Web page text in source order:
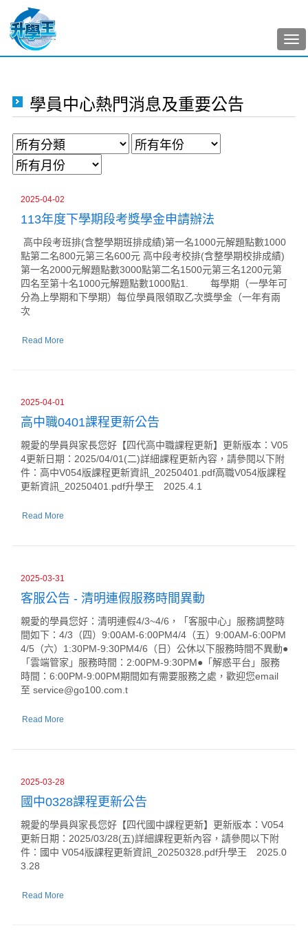
學員中心熱門消息及重要公告
2025-04-02
113年度下學期段考獎學金申請辦法
高中段考班排(含整學期班排成績)第一名1000元解題點數1000
點第二名800元第三名600元 高中段考校排(含整學期校排成績)
第一名2000元解題點數3000點第二名1500元第三名1200元第
四名至第十名1000元解題點數1000點1. 每學期（一學年可
分為上學期和下學期）每位學員限領取乙次獎學金（一年有兩
次
Read More
2025-04-01
高中職0401課程更新公告
親愛的學員與家長您好【四代高中職課程更新】更新版本：V05
4更新日期：2025/04/01(二)詳細課程更新內容，請參閱以下附
件：高中V054版課程更新資訊_20250401.pdf高職V054版課程
更新資訊_20250401.pdf升學王 2025.4.1
Read More
2025-03-31
客服公告 - 清明連假服務時間異動
親愛的學員您好：清明連假4/3~4/6，「客服中心」服務調整時
間如下：4/3（四）9:00AM-6:00PM4/4（五）9:00AM-6:00PM
4/5（六）1:30PM-9:30PM4/6（日）公休以下服務時間不異動●
「雲端管家」服務時間：2:00PM-9:30PM●「解惑平台」服務
時間：6:00PM-9:00PM期間如有需要服務之處，歡迎您email
至 service@go100.com.t
Read More
2025-03-28
國中0328課程更新公告
親愛的學員與家長您好【四代國中課程更新】更新版本：V054
更新日期：2025/03/28(五)詳細課程更新內容，請參閱以下附
件：國中 V054版課程更新資訊_20250328.pdf升學王 2025.0
3.28
Read More